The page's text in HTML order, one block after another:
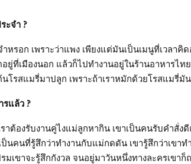
ะจำ ?
หรอก เพราะว่าแพง เพียงแต่มันเป็นเมนูที่เวลา
ยู่ที่เมืองนอก แล้วก็ไปทำงานอยู่ในร้านอาหารไท
โรสแมรี่มาปลูก เพราะถ้าเราหมักด้วยโรสแมรี่มั
รแล้ว ?
ราต้องรับงานคู่ไงแม่ลูกหากิน เขาเป็นคนรับคำสั่
ป็นคนที่รู้สึกว่าทำงานกับแม่กดดัน เขารู้สึกว่าเขา
เขาจะรู้สึกกังวล จนอยู่มาวันหนึ่งทางละครเขาก็